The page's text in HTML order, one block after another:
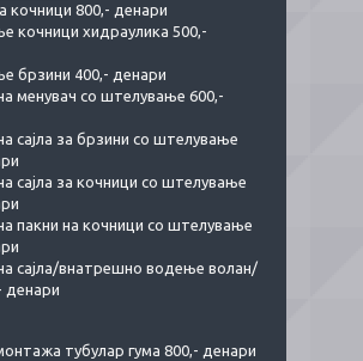
кочници 800,- денари
кочници хидраулика 500,-
брзини 400,- денари
менувач со штелување 600,-
сајла за брзини со штелување
сајла за кочници со штелување
пакни на кочници со штелување
сајла/внатрешно водење волан/
денари
тубулар гума 800,- денари